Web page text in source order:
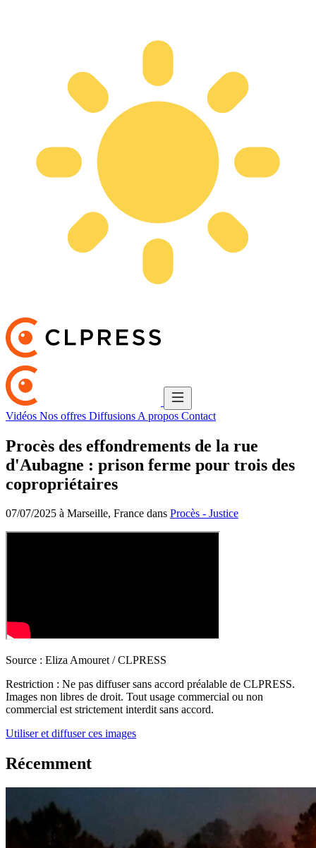
Vidéos Nos offres Diffusions A propos Contact
Procès des effondrements de la rue
d'Aubagne : prison ferme pour trois des
copropriétaires
07/07/2025 à Marseille, France dans Procès - Justice
Source : Eliza Amouret / CLPRESS
Restriction : Ne pas diffuser sans accord préalable de CLPRESS.
Images non libres de droit. Tout usage commercial ou non
commercial est strictement interdit sans accord.
Utiliser et diffuser ces images
Récemment